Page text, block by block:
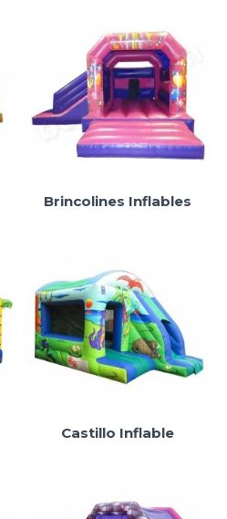
Brincolines Inflables
Castillo Inflable